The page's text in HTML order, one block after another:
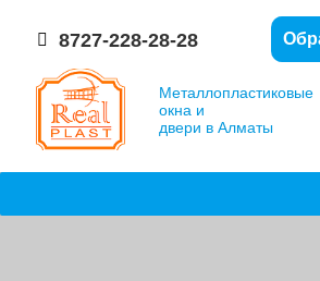
8727-228-28-28
Металлопластиковые
окна и
двери в Алматы